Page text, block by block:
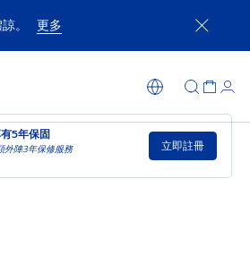
。 更多
5年保固
外陣3年保修服務 立即註冊